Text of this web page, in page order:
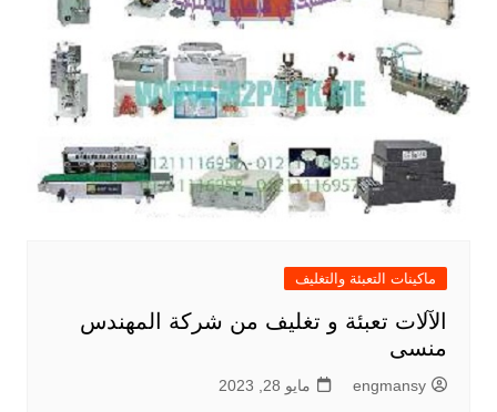
ماكينات التعبئة والتغليف
الآلات تعبئة و تغليف من شركة المهندس
منسى
engmansy مايو 28, 2023